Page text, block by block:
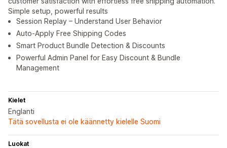
Simple setup, powerful results
Session Replay – Understand User Behavior
Auto-Apply Free Shipping Codes
Smart Product Bundle Detection & Discounts
Powerful Admin Panel for Easy Discount & Bundle
Management
Kielet
Englanti
Tätä sovellusta ei ole käännetty kielelle Suomi
Luokat